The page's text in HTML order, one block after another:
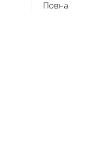
Повна